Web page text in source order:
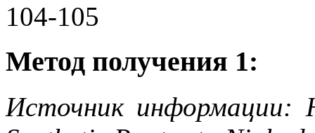
104-105
Метод получения 1:
Источник